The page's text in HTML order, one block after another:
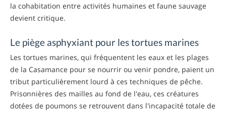
la cohabitation entre activités humaines et faune sauvage
devient critique.
Le piège asphyxiant pour les tortues marines
Les tortues marines, qui fréquentent les eaux et les plages
de la Casamance pour se nourrir ou venir pondre, paient un
tribut particulièrement lourd à ces techniques de pêche.
Prisonnières des mailles au fond de l'eau, ces créatures
dotées de poumons se retrouvent dans l'incapacité totale de